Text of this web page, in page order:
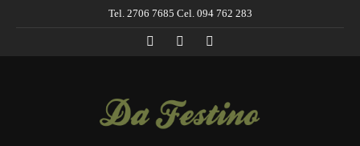
Tel. 2706 7685 Cel. 094 762 283